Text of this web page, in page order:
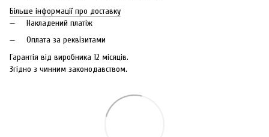
Більше інформації про доставку
Накладений платіж
Оплата за реквізитами
Гарантія від виробника 12 місяців.
Згідно з чинним законодавством.